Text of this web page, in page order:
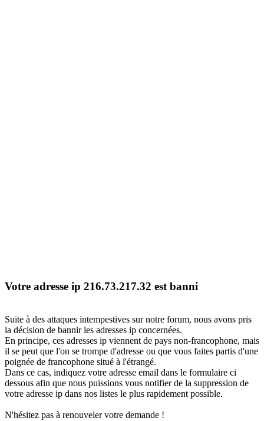
Votre adresse ip 216.73.217.32 est banni
Suite à des attaques intempestives sur notre forum, nous avons pris
la décision de bannir les adresses ip concernées.
En principe, ces adresses ip viennent de pays non-francophone, mais
il se peut que l'on se trompe d'adresse ou que vous faites partis d'une
poignée de francophone situé à l'étrangé.
Dans ce cas, indiquez votre adresse email dans le formulaire ci
dessous afin que nous puissions vous notifier de la suppression de
votre adresse ip dans nos listes le plus rapidement possible.
N'hésitez pas à renouveler votre demande !